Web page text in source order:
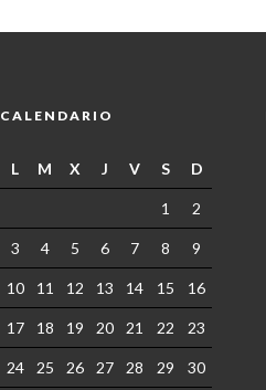
CALENDARIO
L M X J V S D
1 2
3 4 5 6 7 8 9
10 11 12 13 14 15 16
17 18 19 20 21 22 23
24 25 26 27 28 29 30